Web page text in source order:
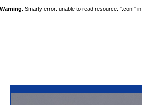
Warning: Smarty error: unable to read resource: ".conf" in